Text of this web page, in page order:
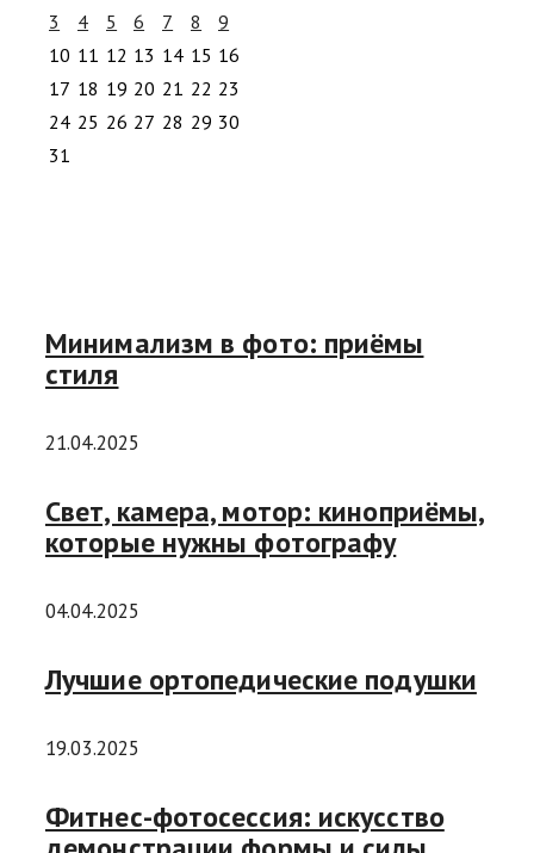
3
4 5 6 7 8
9
10 11 12 13 14 15 16
17 18 19 20 21 22 23
24 25 26 27 28 29 30
31
Минимализм в фото: приёмы
стиля
21.04.2025
Свет, камера, мотор: киноприёмы,
которые нужны фотографу
04.04.2025
Лучшие ортопедические подушки
19.03.2025
Фитнес-фотосессия: искусство